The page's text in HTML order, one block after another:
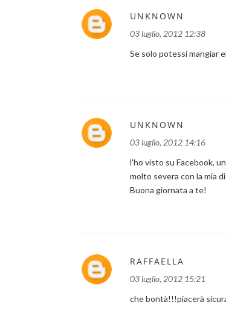
UNKNOWN
03 luglio, 2012 12:38
Se solo potessi mangiar
UNKNOWN
03 luglio, 2012 14:16
l'ho visto su Facebook,
molto severa con la mia
Buona giornata a te!
RAFFAELLA
03 luglio, 2012 15:21
che bontà!!!piacerà